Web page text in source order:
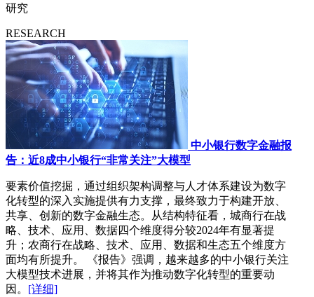
研究
RESEARCH
中小银行数字金融报
告：近8成中小银行“非常关注”大模型
要素价值挖掘，通过组织架构调整与人才体系建设为数字
化转型的深入实施提供有力支撑，最终致力于构建开放、
共享、创新的数字金融生态。从结构特征看，城商行在战
略、技术、应用、数据四个维度得分较2024年有显著提
升；农商行在战略、技术、应用、数据和生态五个维度方
面均有所提升。 《报告》强调，越来越多的中小银行关注
大模型技术进展，并将其作为推动数字化转型的重要动
因。 [详细]